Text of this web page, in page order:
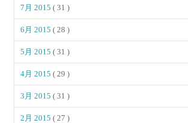
7月 2015( 31 )
6月 2015( 28 )
5月 2015( 31 )
4月 2015( 29 )
3月 2015( 31 )
2月 2015( 27 )